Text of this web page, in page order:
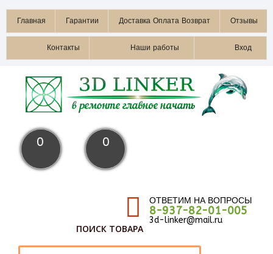
Главная Гарантии Доставка Оплата Возврат Отзывы
Контакты Наши работы Вход
0 0
ОТВЕТИМ НА ВОПРОСЫ
8-937-82-01-005
3d-linker@mail.ru
ПОИСК ТОВАРА